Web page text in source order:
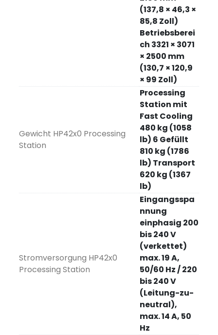
(137,8 × 46,3 ×
85,8 Zoll)
Betriebsberei
ch 3321 × 3071
× 2500 mm
(130,7 × 120,9
× 99 Zoll)
Gewicht HP42x0 Processing
Station
Processing
Station mit
Fast Cooling
480 kg (1058
lb) 6 Gefüllt
810 kg (1786
lb) Transport
620 kg (1367
lb)
Stromversorgung HP42x0
Processing Station
Eingangsspa
nnung
einphasig 200
bis 240 V
(verkettet)
max. 19 A,
50/60 Hz / 220
bis 240 V
(Leitung-zu-
neutral),
max. 14 A, 50
Hz